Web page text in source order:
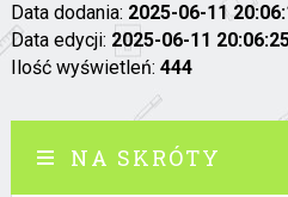
Data dodania: 2025-06-11
Data edycji: 2025-06-11
Ilość wyświetleń: 444
NA SKRÓTY